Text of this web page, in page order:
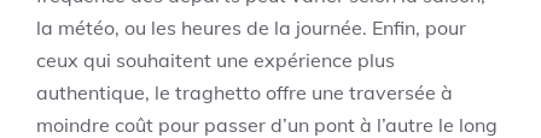
la météo, ou les heures de la journée. Enfin, pour
ceux qui souhaitent une expérience plus
authentique, le traghetto offre une traversée à
moindre coût pour passer d’un pont à l’autre le long